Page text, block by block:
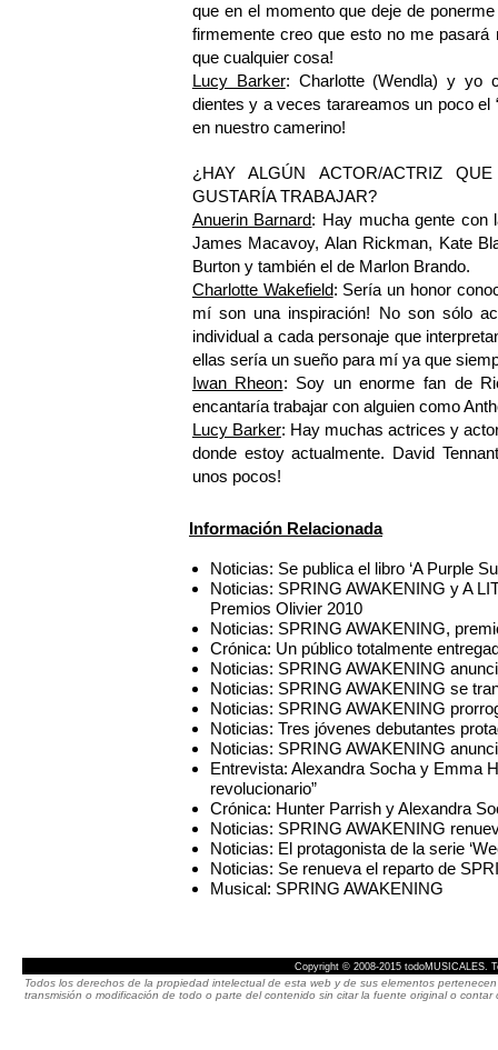
que en el momento que deje de
firmemente creo que esto no me
que cualquier cosa!
Lucy Barker: Charlotte (Wendla) y yo
dientes y a veces tarareamos un poco el
en nuestro camerino!
¿HAY ALGÚN ACTOR/ACTRIZ
GUSTARÍA TRABAJAR?
Anuerin Barnard: Hay mucha gente con
James Macavoy, Alan Rickman, Kate
Burton y también el de Marlon Brando.
Charlotte Wakefield: Sería un honor
mí son una inspiración! No son sólo
individual a cada personaje que
ellas sería un sueño para mí ya que
Iwan Rheon: Soy un enorme fan de
encantaría trabajar con alguien como
Lucy Barker: Hay muchas actrices y
donde estoy actualmente. David
unos pocos!
Información Relacionada
Noticias: Se publica el libro ‘A Purple
Noticias: SPRING AWAKENING y A
Premios Olivier 2010
Noticias: SPRING AWAKENING,
Crónica: Un público totalmente
Noticias: SPRING AWAKENING
Noticias: SPRING AWAKENING se
Noticias: SPRING AWAKENING
Noticias: Tres jóvenes debutantes
Noticias: SPRING AWAKENING
Entrevista: Alexandra Socha y Emma
revolucionario”
Crónica: Hunter Parrish y Alexandra
Noticias: SPRING AWAKENING
Noticias: El protagonista de la serie
Noticias: Se renueva el reparto de
Musical: SPRING AWAKENING
Copyright © 2008-2015 todoMUSICALES.
Todos los derechos de la propiedad intelectual de esta web y de sus elementos
transmisión o modificación de todo o parte del contenido sin citar la fuente original o